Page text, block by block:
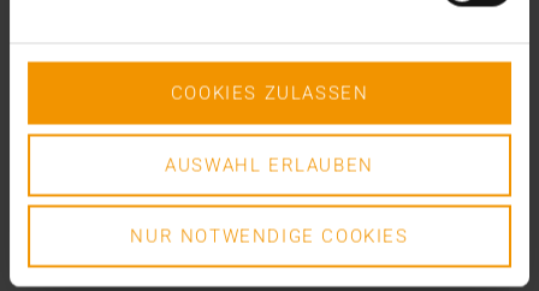
COOKIES ZULASSEN
AUSWAHL ERLAUBEN
NUR NOTWENDIGE COOKIES
Ein Leuchtturm für Europa
13.01.2026